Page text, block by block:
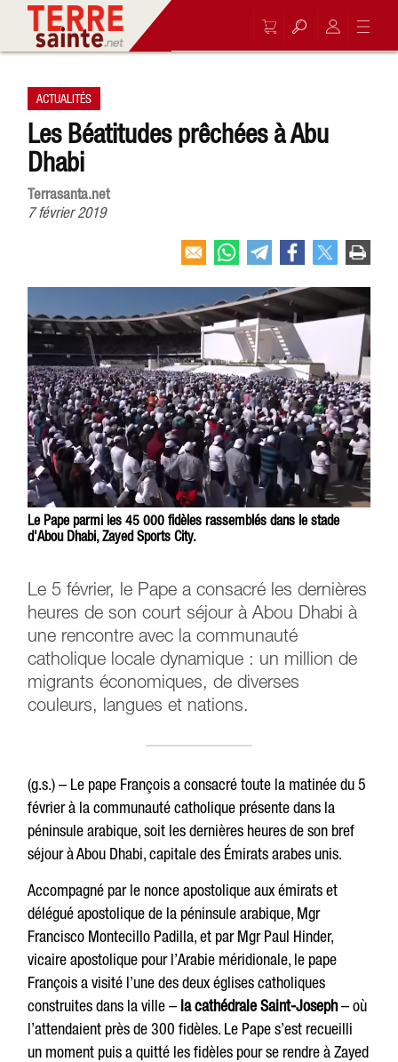
ACTUALITÉS
Les Béatitudes prêchées à Abu
Dhabi
Terrasanta.net
7 février 2019
Le Pape parmi les 45 000 fidèles rassemblés dans le stade
d'Abou Dhabi, Zayed Sports City.
Le 5 février, le Pape a consacré les dernières
heures de son court séjour à Abou Dhabi à
une rencontre avec la communauté
catholique locale dynamique : un million de
migrants économiques, de diverses
couleurs, langues et nations.
(g.s.) – Le pape François a consacré toute la matinée du 5
février à la communauté catholique présente dans la
péninsule arabique, soit les dernières heures de son bref
séjour à Abou Dhabi, capitale des Émirats arabes unis.
Accompagné par le nonce apostolique aux émirats et
délégué apostolique de la péninsule arabique, Mgr
Francisco Montecillo Padilla, et par Mgr Paul Hinder,
vicaire apostolique pour l’Arabie méridionale, le pape
François a visité l’une des deux églises catholiques
construites dans la ville – la cathédrale Saint-Joseph– où
l’attendaient près de 300 fidèles. Le Pape s’est recueilli
un moment puis a quitté les fidèles pour se rendre à Zayed